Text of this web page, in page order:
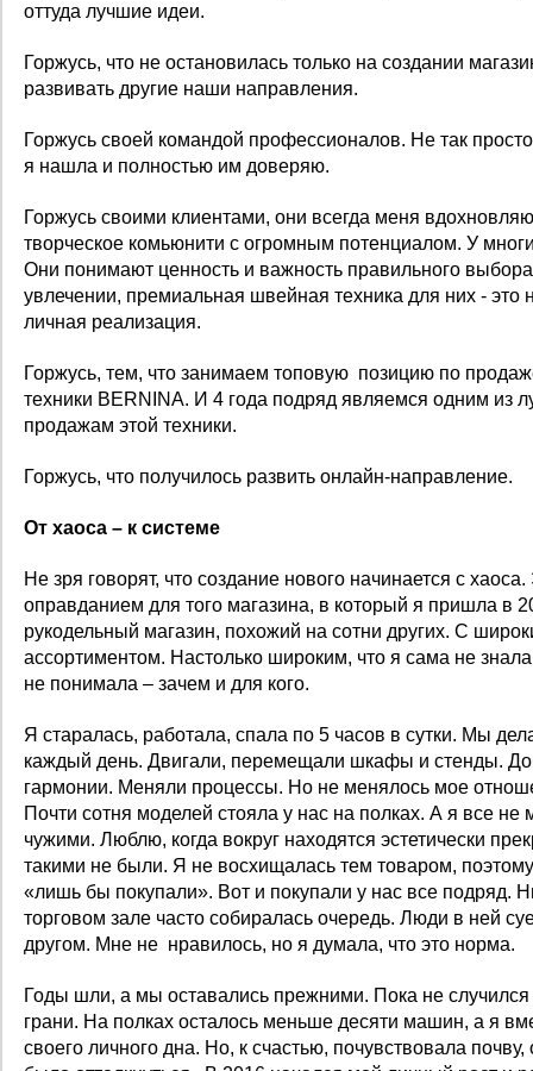
оттуда лучшие идеи.
Горжусь, что не остановилась только на создании
развивать другие наши направления.
Горжусь своей командой профессионалов. Не так
я нашла и полностью им доверяю.
Горжусь своими клиентами, они всегда меня
творческое комьюнити с огромным потенциалом. У
Они понимают ценность и важность правильного
увлечении, премиальная швейная техника для них - это
личная реализация.
Горжусь, тем, что занимаем топовую позицию по
техники BERNINA. И 4 года подряд являемся одним из
продажам этой техники.
Горжусь, что получилось развить онлайн-направление.
От хаоса – к системе
Не зря говорят, что создание нового начинается с
оправданием для того магазина, в который я пришла в
рукодельный магазин, похожий на сотни других. С
ассортиментом. Настолько широким, что я сама не
не понимала – зачем и для кого.
Я старалась, работала, спала по 5 часов в сутки. Мы
каждый день. Двигали, перемещали шкафы и стенды.
гармонии. Меняли процессы. Но не менялось мое
Почти сотня моделей стояла у нас на полках. А я все не
чужими. Люблю, когда вокруг находятся эстетически
такими не были. Я не восхищалась тем товаром,
«лишь бы покупали». Вот и покупали у нас все подряд.
торговом зале часто собиралась очередь. Люди в ней
другом. Мне не нравилось, но я думала, что это норма.
Годы шли, а мы оставались прежними. Пока не
грани. На полках осталось меньше десяти машин, а я
своего личного дна. Но, к счастью, почувствовала